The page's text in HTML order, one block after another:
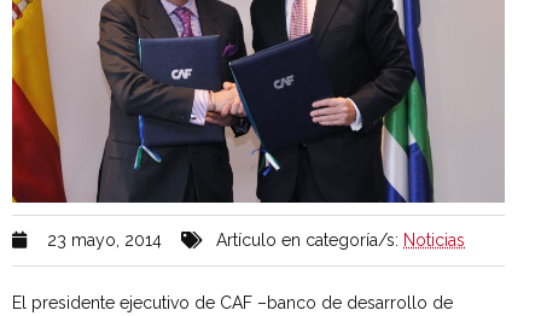
23 mayo, 2014 Artículo en categoría/s: Noticias
El presidente ejecutivo de CAF –banco de desarrollo de